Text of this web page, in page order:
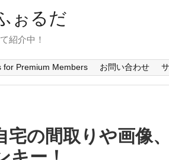
ぉるだ
紹介中！
for Premium Members お問い合わせ
宅の間取りや画像